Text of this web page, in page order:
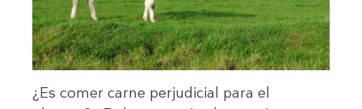
¿Es comer carne perjudicial para el